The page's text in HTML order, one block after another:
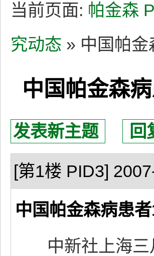
当前页面: 帕金森
究动态 » 中国帕金
中国帕金森
发表新主题 回
[第1楼 PID3]
中国帕金森病患
中新社上海三